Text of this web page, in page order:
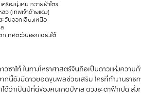
ครื่องนุ่งห่ม ถวายผ้าไตร
ว (เทพเจ้าด้ายแดง)
ะวันออกเฉียงเหนือ
ทิศตะวันออกเฉียงใต้
วซาไท้ ในทางโหราศาสตร์จีนถือเป็นดาวแห่งคว
นี้ยังมีดาวยอดขุนพลช่วยเสริม ใครที่ทำงานราช
ได้ว่าเป็นปีที่ดีของคนเกิดปีขาล ดวงชะตาฟ้าเปิด